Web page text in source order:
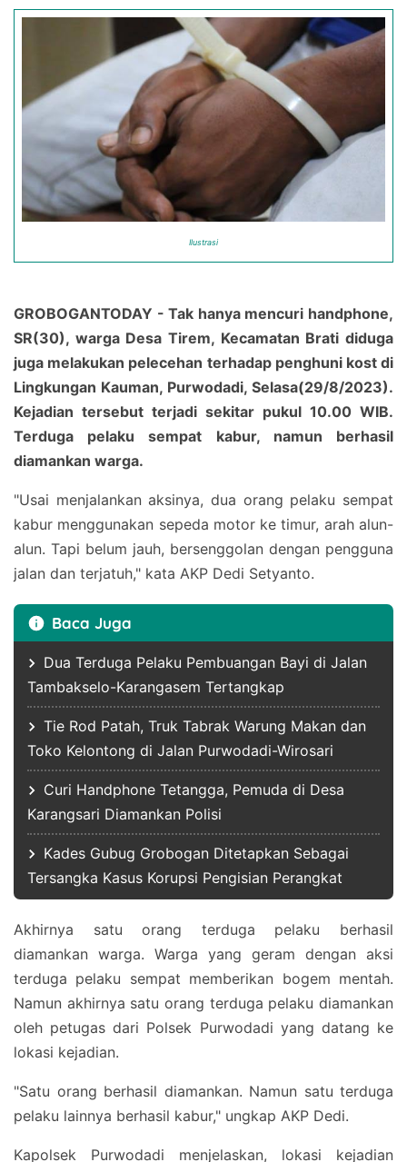
Ilustrasi
GROBOGANTODAY - Tak hanya mencuri handphone,
SR(30), warga Desa Tirem, Kecamatan Brati diduga
juga melakukan pelecehan terhadap penghuni kost di
Lingkungan Kauman, Purwodadi, Selasa(29/8/2023).
Kejadian tersebut terjadi sekitar pukul 10.00 WIB.
Terduga pelaku sempat kabur, namun berhasil
diamankan warga.
"Usai menjalankan aksinya, dua orang pelaku sempat
kabur menggunakan sepeda motor ke timur, arah alun-
alun. Tapi belum jauh, bersenggolan dengan pengguna
jalan dan terjatuh," kata AKP Dedi Setyanto.
Baca Juga
Dua Terduga Pelaku Pembuangan Bayi di Jalan
Tambakselo-Karangasem Tertangkap
Tie Rod Patah, Truk Tabrak Warung Makan dan
Toko Kelontong di Jalan Purwodadi-Wirosari
Curi Handphone Tetangga, Pemuda di Desa
Karangsari Diamankan Polisi
Kades Gubug Grobogan Ditetapkan Sebagai
Tersangka Kasus Korupsi Pengisian Perangkat
Akhirnya satu orang terduga pelaku berhasil
diamankan warga. Warga yang geram dengan aksi
terduga pelaku sempat memberikan bogem mentah.
Namun akhirnya satu orang terduga pelaku diamankan
oleh petugas dari Polsek Purwodadi yang datang ke
lokasi kejadian.
"Satu orang berhasil diamankan. Namun satu terduga
pelaku lainnya berhasil kabur," ungkap AKP Dedi.
Kapolsek Purwodadi menjelaskan, lokasi kejadian